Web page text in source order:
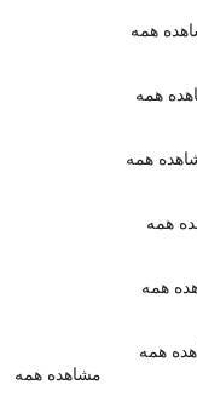
همه
همه
همه
همه
همه
همه
مشاهده همه